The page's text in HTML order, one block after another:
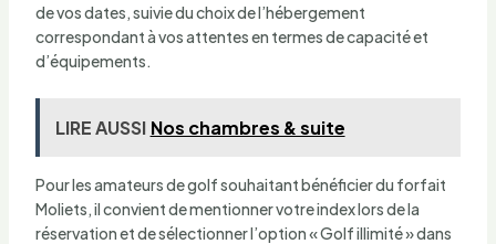
de vos dates, suivie du choix de l’hébergement
correspondant à vos attentes en termes de capacité et
d’équipements.
LIRE AUSSI Nos chambres & suite
Pour les amateurs de golf souhaitant bénéficier du forfait
Moliets, il convient de mentionner votre index lors de la
réservation et de sélectionner l’option « Golf illimité » dans